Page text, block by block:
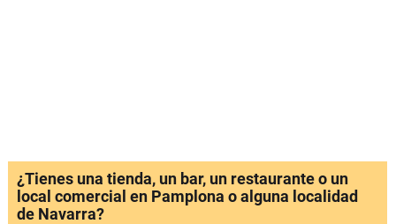
¿Tienes una tienda, un bar, un restaurante o un
local comercial en Pamplona o alguna localidad
de Navarra?